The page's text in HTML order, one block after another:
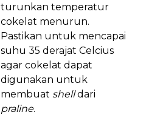
turunkan temperatur
cokelat menurun.
Pastikan untuk mencapai
suhu 35 derajat Celcius
agar cokelat dapat
digunakan untuk
membuat shelldari
praline.